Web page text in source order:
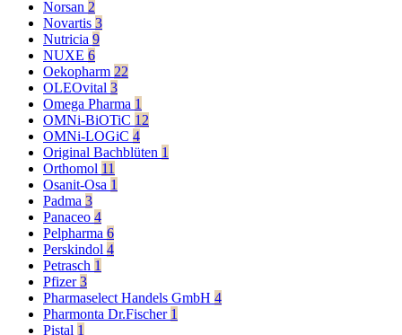
Norsan 2
Novartis 3
Nutricia 9
NUXE 6
Oekopharm 22
OLEOvital 3
Omega Pharma 1
OMNi-BiOTiC 12
OMNi-LOGiC 4
Original Bachblüten 1
Orthomol 11
Osanit-Osa 1
Padma 3
Panaceo 4
Pelpharma 6
Perskindol 4
Petrasch 1
Pfizer3
Pharmaselect Handels GmbH 4
Pharmonta Dr.Fischer 1
Pistal 1